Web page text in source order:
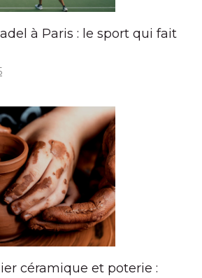
à Paris : le sport qui fait
céramique et poterie :